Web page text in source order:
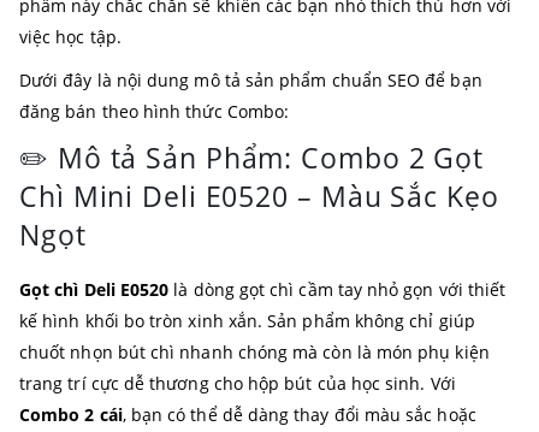
phẩm này chắc chắn sẽ khiến các bạn nhỏ thích thú hơn với
việc học tập.
Dưới đây là nội dung mô tả sản phẩm chuẩn SEO để bạn
đăng bán theo hình thức Combo:
✏️ Mô tả Sản Phẩm: Combo 2 Gọt
Chì Mini Deli E0520 – Màu Sắc Kẹo
Ngọt
Gọt chì Deli E0520 là dòng gọt chì cầm tay nhỏ gọn với thiết
kế hình khối bo tròn xinh xắn. Sản phẩm không chỉ giúp
chuốt nhọn bút chì nhanh chóng mà còn là món phụ kiện
trang trí cực dễ thương cho hộp bút của học sinh. Với
Combo 2 cái, bạn có thể dễ dàng thay đổi màu sắc hoặc